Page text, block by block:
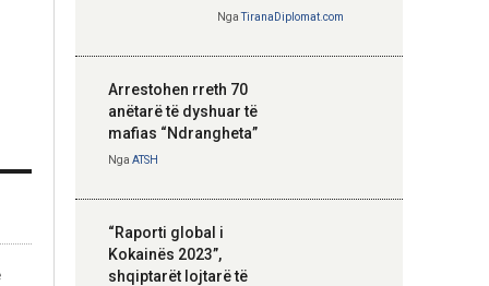
përbashkët për
strategjik
NgaTiranaDiplomat.com
Arrestohen rreth 70
anëtarë të dyshuar të
mafias “Ndrangheta”
Nga ATSH
“Raporti global i
Kokainës 2023”,
shqiptarët lojtarë të